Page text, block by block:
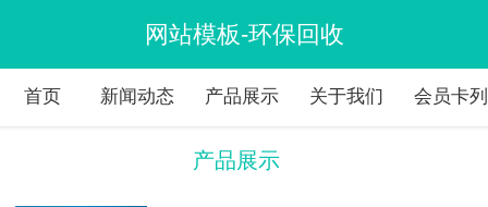
网站模板-环保回收
首页 新闻动态 产品展示 关于我们 会员卡
产品展示